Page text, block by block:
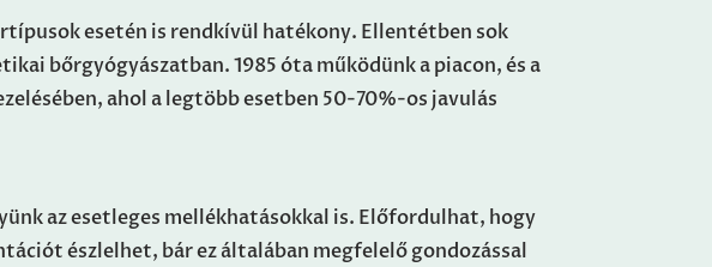
esetén is rendkívül hatékony. Ellentétben sok
bőrgyógyászatban. 1985 óta működünk a piacon, és a
ahol a legtöbb esetben 50-70%-os javulás
az esetleges mellékhatásokkal is. Előfordulhat, hogy
észlelhet, bár ez általában megfelelő gondozással